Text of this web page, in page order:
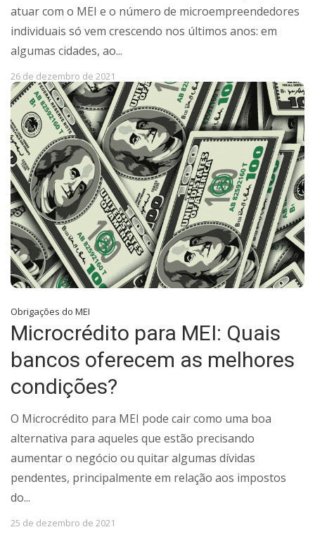
atuar com o MEI e o número de microempreendedores
individuais só vem crescendo nos últimos anos: em
algumas cidades, ao...
26 de dezembro de 2021
Obrigações do MEI
Microcrédito para MEI: Quais
bancos oferecem as melhores
condições?
O Microcrédito para MEI pode cair como uma boa
alternativa para aqueles que estão precisando
aumentar o negócio ou quitar algumas dívidas
pendentes, principalmente em relação aos impostos
do...
25 de dezembro de 2021